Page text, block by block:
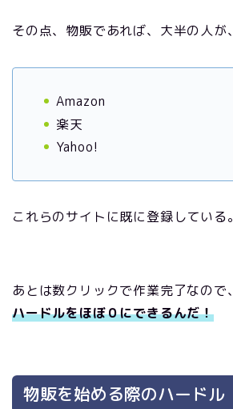
その点、物販であれば、大半の人が、
Amazon
楽天
Yahoo!
これらのサイトに既に登録している。
あとは数クリックで作業完了なので、
ハードルをほぼ０にできるんだ！
物販を始める際のハードル